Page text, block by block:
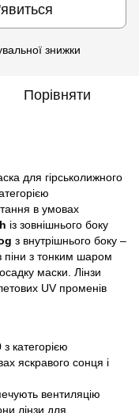
знижки
Порівняти
для гірськолижного
в умовах
із зовнішнього боку
з внутрішнього боку –
піни з тонким шаром
маски. Лінзи
UV променів
з категорією
яскравого сонця і
вентиляцію
лінзи для